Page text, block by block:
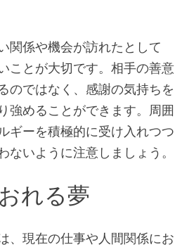
関係や機会が訪れたとして
ことが大切です。相手の善意
のではなく、感謝の気持ちを
強めることができます。周囲
ギーを積極的に受け入れつつ
ないように注意しましょう。
れる夢
、現在の仕事や人間関係にお